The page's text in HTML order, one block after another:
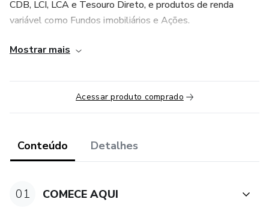
CDB, LCI, LCA e Tesouro Direto, e produtos de renda
variável como Fundos imobiliários e Ações.
Você aprenderá um passo a passo para construir a sua
na bolsa de valores desde 2014, são mais de 8 anos de
experiência como investidor.
que a maioria das pessoas cometem.
sucesso financeiro e aos investimentos, muito mais rápido,
sem erros e sem enrolação.
Mostrar mais
Acessar produto comprado
Conteúdo Detalhes
01 COMECE AQUI